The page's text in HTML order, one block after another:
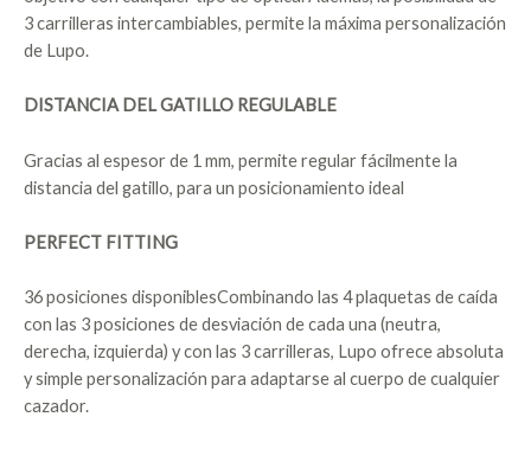
3 carrilleras intercambiables, permite la máxima personalización
de Lupo.
DISTANCIA DEL GATILLO REGULABLE
Gracias al espesor de 1 mm, permite regular fácilmente la
distancia del gatillo, para un posicionamiento ideal
PERFECT FITTING
36 posiciones disponiblesCombinando las 4 plaquetas de caída
con las 3 posiciones de desviación de cada una (neutra,
derecha, izquierda) y con las 3 carrilleras, Lupo ofrece absoluta
y simple personalización para adaptarse al cuerpo de cualquier
cazador.